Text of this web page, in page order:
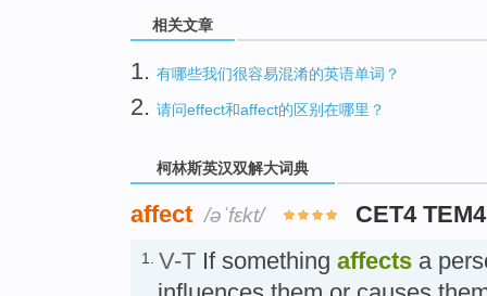
相关文章
1. 有哪些我们很容易混淆的英语单词？
2. 请问effect和affect的区别在哪里？
柯林斯英汉双解大词典
affect /əˈfɛkt/ CET4 TEM4
1. V-T If something affects a